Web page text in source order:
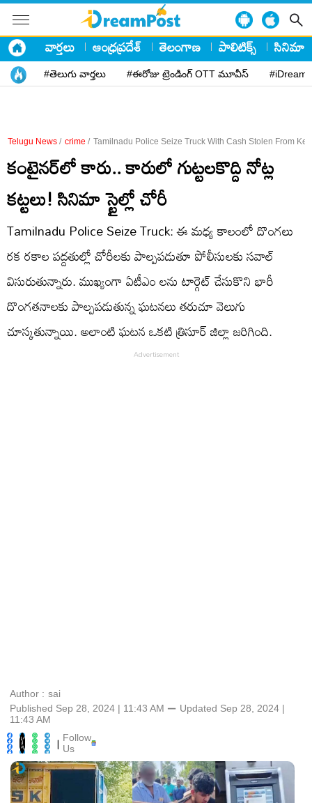
వార్తలు ఆంధ్రప్రదేశ్ తెలంగాణ పాలిటిక్స్ సినిమా
#తెలుగు వార్తలు #ఈరోజు ట్రెండింగ్ OTT మూవీస్
Telugu News / crime / Tamilnadu Police Seize Truck With Cash Stolen From
కంటైనర్‌లో కారు.. కారులో గుట్టలకొద్ది నోట్ల
కట్టలు! సినిమా స్టైల్లో చోరీ
Tamilnadu Police Seize Truck: ఈ మధ్య కాలంలో దొంగలు
రక రకాల పద్దతుల్లో చోరీలకు పాల్పపడుతూ పోలీసులకు సవాల్
విసురుతున్నారు. ముఖ్యంగా ఏటీఎం లను టార్గెట్ చేసుకొని భారీ
దొంగతనాలకు పాల్పపడుతున్న ఘటనలు తరుచూ వెలుగు
చూస్కతున్నాయి. అలాంటి ఘటన ఒకటి త్రిసూర్ జిల్లా జరిగింది.
Author : sai
Published Sep 28, 2024 | 11:43 AM ⚊ Updated Sep 28, 2024 |
11:43 AM
| Follow
Us